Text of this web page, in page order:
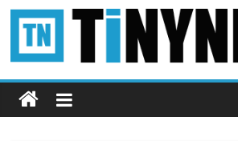
Passer
contenu
Tinynews
Le